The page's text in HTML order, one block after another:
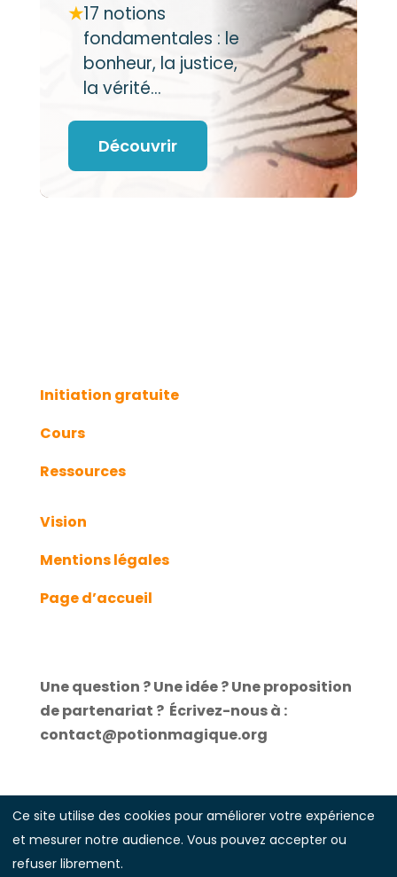
★17 notions
fondamentales : le
bonheur, la justice,
la vérité…
Découvrir
Initiation gratuite
Cours
Ressources
Vision
Mentions légales
Page d’accueil
Une question ? Une idée ? Une proposition
de partenariat ? Écrivez-nous à :
contact@potionmagique.org
Illustrations réalisées parLaure Guillebon
Ce site utilise des cookies pour améliorer votre expérience
et mesurer notre audience. Vous pouvez accepter ou
refuser librement.